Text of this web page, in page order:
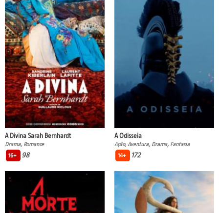
A Divina Sarah Bernhardt
Drama, Romance
16+
98
A Odisseia
Ação, Aventura, Drama, Fantasia
14+
172